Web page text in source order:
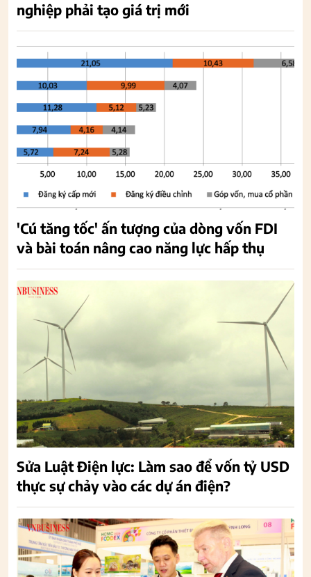
nghiệp phải tạo giá trị mới
'Cú tăng tốc' ấn tượng của dòng vốn FDI
và bài toán nâng cao năng lực hấp thụ
Sửa Luật Điện lực: Làm sao để vốn tỷ USD
thực sự chảy vào các dự án điện?